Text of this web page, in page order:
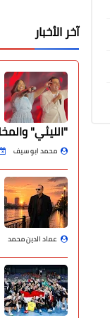
آخر الأخبار
"الليثي"
محمد ابو سيف
عماد الدين محمد